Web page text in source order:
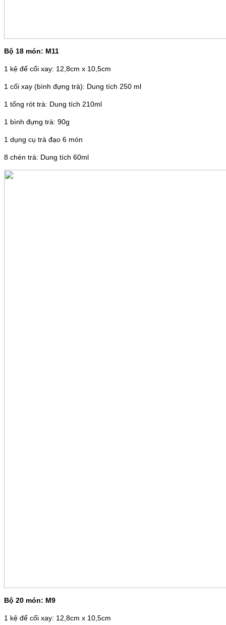
Bộ 18 món: M11
1 kệ để cối xay: 12,8cm x 10,5cm
1 cối xay (bình đựng trà): Dung tích 250 ml
1 tống rót trà: Dung tích 210ml
1 bình đựng trà: 90g
1 dụng cụ trà đạo 6 món
8 chén trà: Dung tích 60ml
Bộ 20 món: M9
1 kệ để cối xay: 12,8cm x 10,5cm